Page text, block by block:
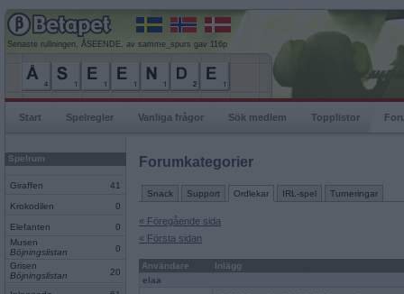
Senaste rullningen, ÅSEENDE, av samme_spurs gav 116p
Start Spelregler Vanliga frågor Sök medlem Topplistor
Spelrum
Giraffen 41
Krokodilen 0
Elefanten
0
Musen
Böjningslistan
0
Grisen
Böjningslistan
20
Forumkategorier
Snack Support Ordlekar IRL-spel Turneringar
« Föregående sida
« Första sidan
Användare
Inlägg
elaa